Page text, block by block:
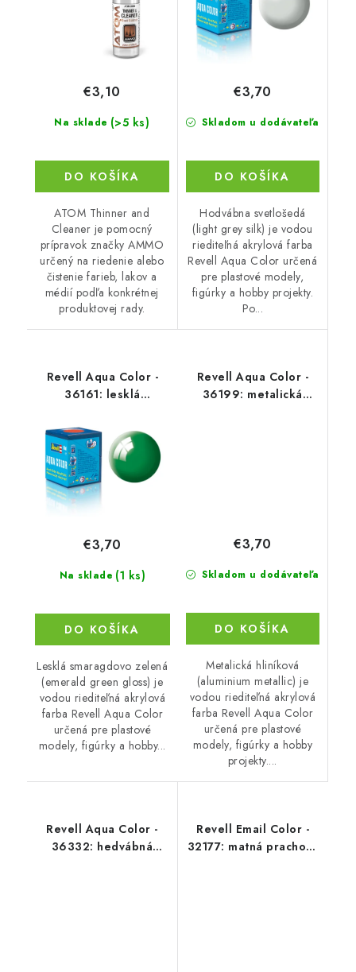
Na sklade (>5 ks)
€3,10
DO KOŠÍKA
ATOM Thinner and
Cleaner je pomocný
prípravok značky AMMO
určený na riedenie alebo
čistenie farieb, lakov a
médií podľa konkrétnej
produktovej rady.
Skladom u dodávateľa
€3,70
DO KOŠÍKA
Hodvábna svetlošedá
(light grey silk) je vodou
riediteľná akrylová farba
Revell Aqua Color určená
pre plastové modely,
figúrky a hobby projekty.
Po...
Revell Aqua Color -
36161: lesklá
(emerald green gloss)
Na sklade (1 ks)
€3,70
DO KOŠÍKA
Lesklá smaragdovo zelená
(emerald green gloss) je
vodou riediteľná akrylová
farba Revell Aqua Color
určená pre plastové
modely, figúrky a hobby...
Revell Aqua Color -
36199: metalická
Skladom u dodávateľa
€3,70
DO KOŠÍKA
Metalická hliníková
(aluminium metallic) je
vodou riediteľná akrylová
farba Revell Aqua Color
určená pre plastové
modely, figúrky a hobby
projekty....
Revell Aqua Color -
36332: hedvábná
Revell Email Color -
32177: matná prachově